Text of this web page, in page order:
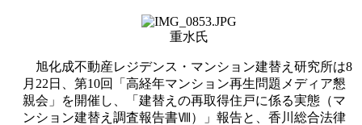
重水氏
旭化成不動産レジデンス・マンション建替え研究所は8
月22日、第10回「高経年マンション再生問題メディア懇
親会」を開催し、「建替えの再取得住戸に係る実態（マ
ンション建替え調査報告書Ⅷ）」報告と、香川総合法律